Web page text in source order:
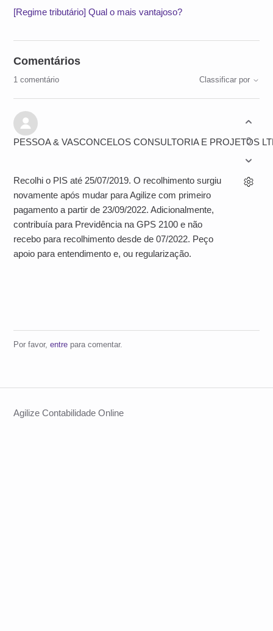
[Regime tributário] Qual o mais vantajoso?
Comentários
1 comentário Classificar por
PESSOA & VASCONCELOS CONSULTORIA E PROJETOS
Recolhi o PIS até 25/07/2019. O recolhimento surgiu
novamente após mudar para Agilize com primeiro
pagamento a partir de 23/09/2022. Adicionalmente,
contribuía para Previdência na GPS 2100 e não
recebo para recolhimento desde de 07/2022. Peço
apoio para entendimento e, ou regularização.
0
Por favor,entre para comentar.
Agilize Contabilidade Online